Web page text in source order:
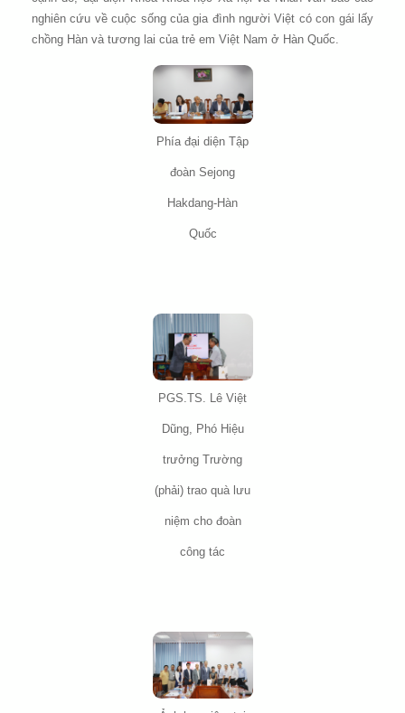
nghiên cứu về cuộc sống của gia đình người Việt có con gái lấy
chồng Hàn và tương lai của trẻ em Việt Nam ở Hàn Quốc.
Phía đại diện Tập
đoàn Sejong
Hakdang-Hàn
Quốc
PGS.TS. Lê Việt
Dũng, Phó Hiệu
trưởng Trường
(phải) trao quà lưu
niệm cho đoàn
công tác